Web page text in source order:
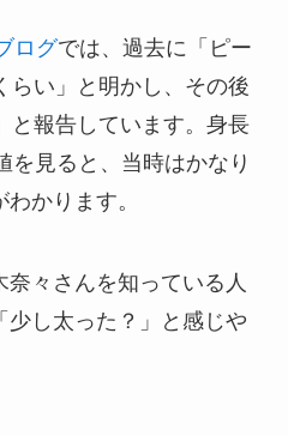
ログでは、過去に「ピー
らい」と明かし、その後
と報告しています。身長
を見ると、当時はかなり
かります。
々さんを知っている人
少し太った？」と感じや